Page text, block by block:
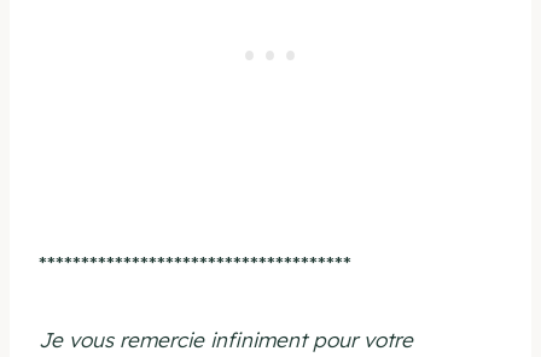
*************************************
Je vous remercie infiniment pour votre